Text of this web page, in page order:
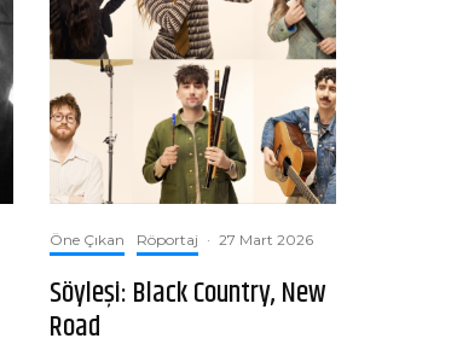
Öne Çıkan Röportaj · 27 Mart 2026
Söyleşi: Black Country, New
Road